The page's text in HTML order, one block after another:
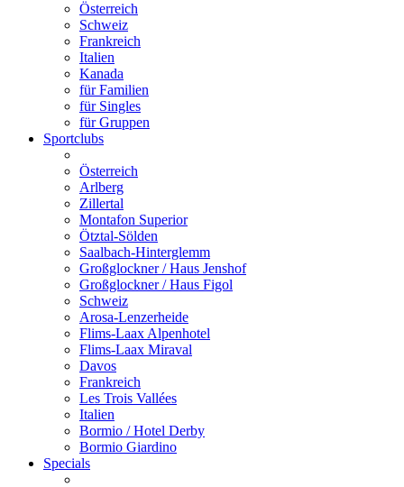
Österreich
Schweiz
Frankreich
Italien
Kanada
für Familien
für Singles
für Gruppen
Sportclubs
Österreich
Arlberg
Zillertal
Montafon Superior
Ötztal-Sölden
Saalbach-Hinterglemm
Großglockner / Haus Jenshof
Großglockner / Haus Figol
Schweiz
Arosa-Lenzerheide
Flims-Laax Alpenhotel
Flims-Laax Miraval
Davos
Frankreich
Les Trois Vallées
Italien
Bormio / Hotel Derby
Bormio Giardino
Specials